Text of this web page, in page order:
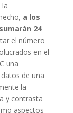
a los
24
el número
en el
una
de una
la
y contrasta
aspectos